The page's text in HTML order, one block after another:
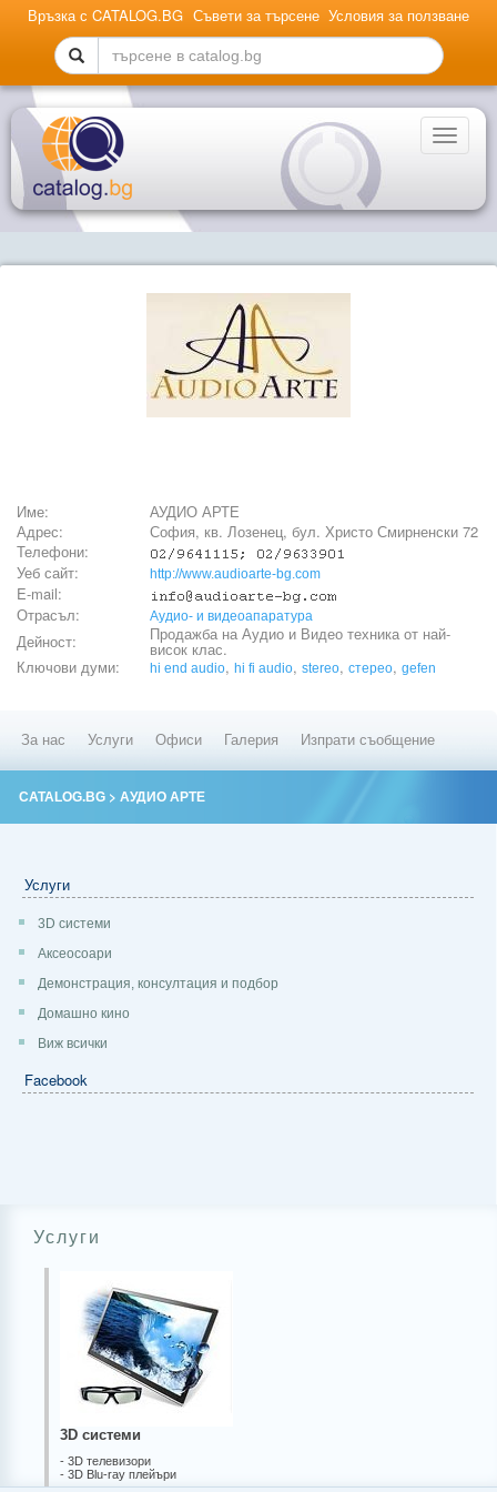
Връзка с CATALOG.BG Съвети за търсене Условия за ползване
Toggle
Име:
АУДИО АРТЕ
Адрес:
София, кв. Лозенец, бул. Христо Смирненски 72
Телефони:
Уеб сайт:
http://www.audioarte-bg.com
E-mail:
Отрасъл:
Аудио- и видеоапаратура
Дейност: Продажба на Аудио и Видео техника от най-
висок клас.
Ключови думи:
hi end audio, hi fi audio, stereo, стерео, gefen
За нас Услуги Офиси Галерия Изпрати съобщение
CATALOG.BG > АУДИО АРТЕ
Услуги
3D системи
Аксеосоари
Демонстрация, консултация и подбор
Домашно кино
Виж всички
Facebook
Услуги
3D системи
- 3D телевизори
- 3D Blu-ray плейъри